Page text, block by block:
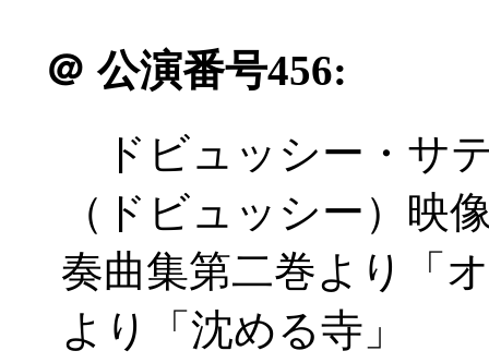
＠ 公演番号456:
ドビュッシー・サ
（ドビュッシー）映
奏曲集第二巻より「
より「沈める寺」